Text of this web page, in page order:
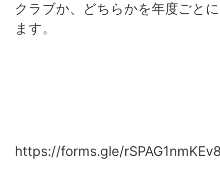
クラブか、どちらかを年度ごと
ます。
https://forms.gle/